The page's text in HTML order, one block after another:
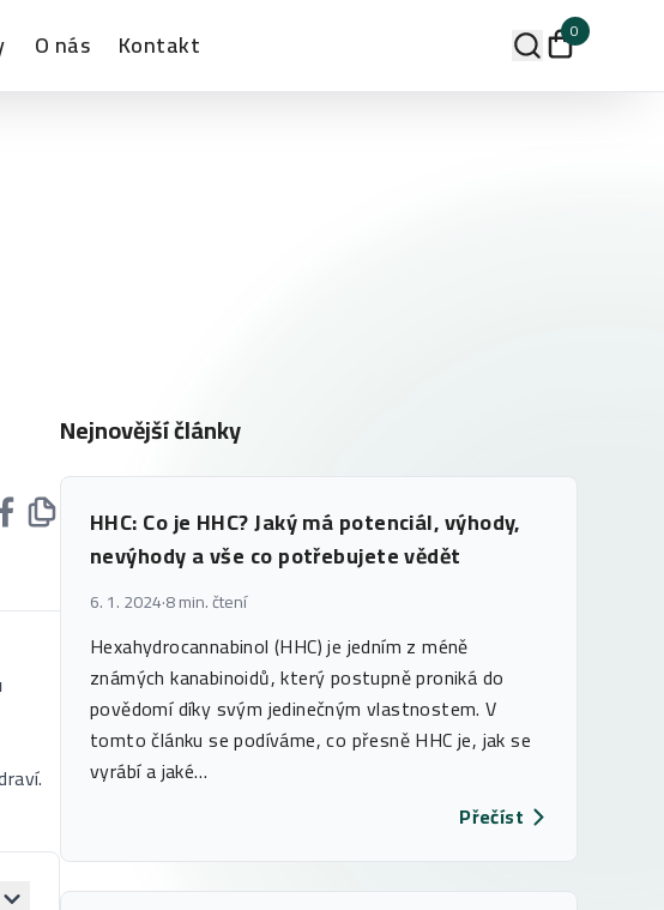
O nás Kontakt 0
Nejnovější články
HHC: Co je HHC? Jaký má potenciál, výhody,
nevýhody a vše co potřebujete vědět
6. 1. 2024·8 min. čtení
Hexahydrocannabinol (HHC) je jedním z méně
známých kanabinoidů, který postupně proniká do
povědomí díky svým jedinečným vlastnostem. V
tomto článku se podíváme, co přesně HHC je, jak se
vyrábí a jaké…
Přečíst